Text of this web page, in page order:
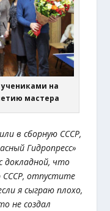
на
мастера
в сборную СССР,
Гидропресс»
докладной, что
СССР, отпустите
я сыграю плохо,
не создал